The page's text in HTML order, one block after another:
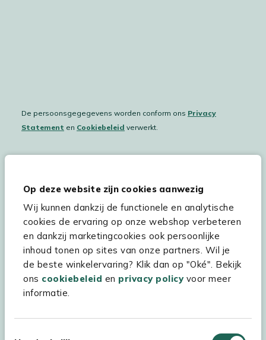
Op deze website zijn cookies aanwezig
Wij kunnen dankzij de functionele en analytische
cookies de ervaring op onze webshop verbeteren
en dankzij marketingcookies ook persoonlijke
inhoud tonen op sites van onze partners. Wil je
de beste winkelervaring? Klik dan op "Oké". Bekijk
ons cookiebeleid en privacy policyvoor meer
informatie.
De persoonsgegegevens worden conform ons Privacy
Statement en Cookiebeleid verwerkt.
Hulp & service
Assortiment
Kees Smit Tuinmeubelen
Experience Stores XXL